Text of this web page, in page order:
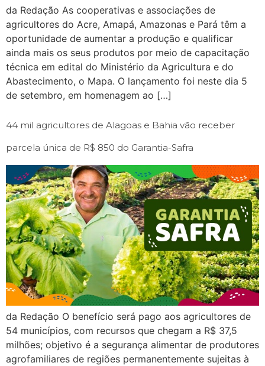
da Redação As cooperativas e associações de
agricultores do Acre, Amapá, Amazonas e Pará têm a
oportunidade de aumentar a produção e qualificar
ainda mais os seus produtos por meio de capacitação
técnica em edital do Ministério da Agricultura e do
Abastecimento, o Mapa. O lançamento foi neste dia 5
de setembro, em homenagem ao […]
44 mil agricultores de Alagoas e Bahia vão receber
parcela única de R$ 850 do Garantia-Safra
da Redação O benefício será pago aos agricultores de
54 municípios, com recursos que chegam a R$ 37,5
milhões; objetivo é a segurança alimentar de produtores
agrofamiliares de regiões permanentemente sujeitas à